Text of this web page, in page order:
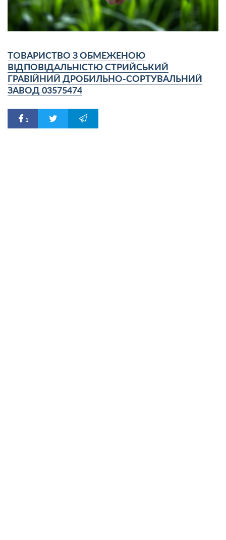
1
ТОВАРИСТВО З ОБМЕЖЕНОЮ
ВІДПОВІДАЛЬНІСТЮ СТРИЙСЬКИЙ
ГРАВІЙНИЙ ДРОБИЛЬНО-СОРТУВАЛЬНИЙ
ЗАВОД 03575474